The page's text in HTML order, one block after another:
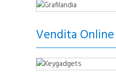
Vendita Online